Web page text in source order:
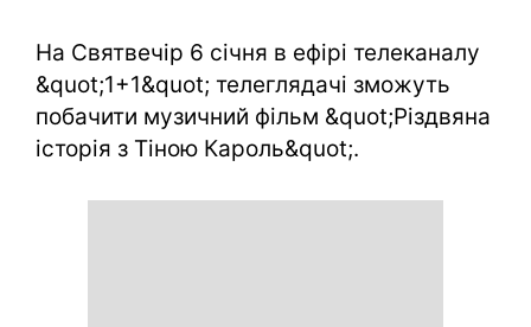
На Святвечір 6 січня в ефірі телеканалу
&quot;1+1&quot; телеглядачі зможуть
побачити музичний фільм &quot;Різдвяна
історія з Тіною Кароль&quot;.